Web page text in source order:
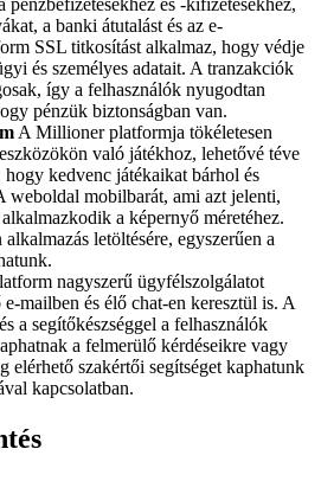
pénzbefizetésekhez és -kifizetésekhez,
a banki átutalást és az e-
SSL titkosítást alkalmaz, hogy védje
és személyes adatait. A tranzakciók
így a felhasználók nyugodtan
pénzük biztonságban van.
A Millioner platformja tökéletesen
való játékhoz, lehetővé téve
hogy kedvenc játékaikat bárhol és
weboldal mobilbarát, ami azt jelenti,
a képernyő méretéhez.
letöltésére, egyszerűen a
nagyszerű ügyfélszolgálatot
mailben és élő chat-en keresztül is. A
a segítőkészséggel a felhasználók
a felmerülő kérdéseikre vagy
elérhető szakértői segítséget kaphatunk
kapcsolatban.